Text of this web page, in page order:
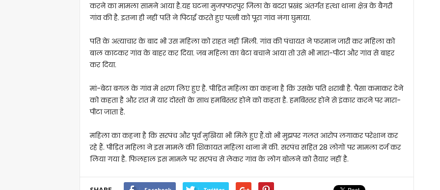
करने का मामला सामने आया है.यह घटना मुजफ्फरपुर जिला के बदरा प्रखंड अंतर्गत हत्था थाना क्षेत्र के बैगरी
गांव की है. इतना ही नहीं पति ने पिटाई करते हुए पत्नी को पूरा गांव नंगा घुमाया.
पति के अत्याचार के बाद भी उस महिला को राहत नहीं मिली. गांव की पंचायत ने फरमान जारी कर महिला को
बाल काटकर गांव के बाहर कर दिया. जब महिला का बेटा बचाने आया तो उसे भी मारा-पीटा और गांव से बाहर
कर दिया.
मां-बेटा बगल के गांव में शरण लिए हुए है. पीड़ित महिला का कहना है कि उसके पति शराबी है. पैसा कमाकर देने
को कहता है और रात में यार दोस्तों के साथ हमबिस्तर होने को कहता है. हमबिस्तर होने से इंकार करने पर मारा-
पीटा जाता है.
महिला का कहना है कि सरपंच और पूर्व मुखिया भी मिले हुए हैं.वो भी मुझपर गलत आरोप लगाकर परेशान कर
रहे हैं. पीड़ित महिला ने इस मामले की शिकायत महिला थाना में की. सरपंच सहित 28 लोगों पर मामला दर्ज कर
लिया गया है. फिलहाल इस मामले पर सरपंच से लेकर गांव के लोग बोलने को तैयार नहीं है.